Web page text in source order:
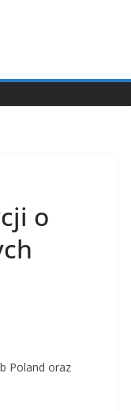
o
Poland oraz